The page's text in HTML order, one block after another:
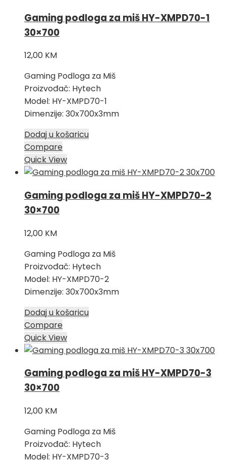
Gaming podloga za miš HY-XMPD70-1
30×700
12,00 KM
Gaming Podloga za Miš
Proizvođač: Hytech
Model: HY-XMPD70-1
Dimenzije: 30x700x3mm
Dodaj u košaricu
Compare
Quick View
Gaming podloga za miš HY-XMPD70-2
30×700
12,00 KM
Gaming Podloga za Miš
Proizvođač: Hytech
Model: HY-XMPD70-2
Dimenzije: 30x700x3mm
Dodaj u košaricu
Compare
Quick View
Gaming podloga za miš HY-XMPD70-3
30×700
12,00 KM
Gaming Podloga za Miš
Proizvođač: Hytech
Model: HY-XMPD70-3